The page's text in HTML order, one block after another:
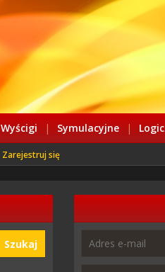
Wyścigi | Symulacyjne |
Zarejestruj się
Szukaj